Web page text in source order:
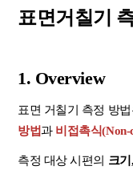
표면거칠기
1. Overview
표면 거칠기 측정 방법
방법과 비접촉식(Non-
측정 대상 시편의 크